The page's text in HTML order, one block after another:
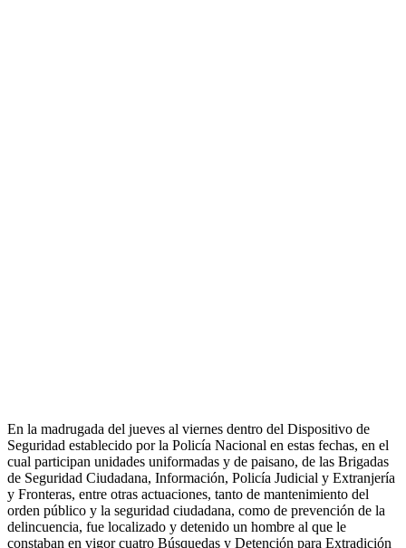
En la madrugada del jueves al viernes dentro del Dispositivo de
Seguridad establecido por la Policía Nacional en estas fechas, en el
cual participan unidades uniformadas y de paisano, de las Brigadas
de Seguridad Ciudadana, Información, Policía Judicial y Extranjería
y Fronteras, entre otras actuaciones, tanto de mantenimiento del
orden público y la seguridad ciudadana, como de prevención de la
delincuencia, fue localizado y detenido un hombre al que le
constaban en vigor cuatro Búsquedas y Detención para Extradición